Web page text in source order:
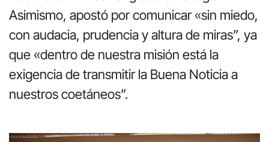
Asimismo, apostó por comunicar «sin miedo,
con audacia, prudencia y altura de miras”, ya
que «dentro de nuestra misión está la
exigencia de transmitir la Buena Noticia a
nuestros coetáneos”.